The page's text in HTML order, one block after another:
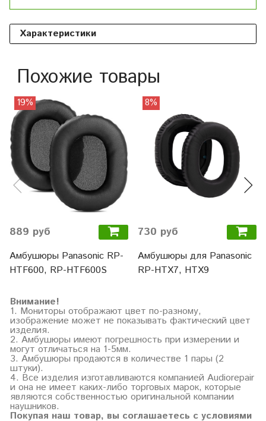
Характеристики
Похожие товары
19%
889 руб
Амбушюры Panasonic RP-
HTF600, RP-HTF600S
8%
730 руб
Амбушюры для Panasonic
RP-HTX7, HTX9
Внимание!
1. Мониторы отображают цвет по-разному,
изображение может не показывать фактический цвет
изделия.
2. Амбушюры имеют погрешность при измерении и
могут отличаться на 1-5мм.
3. Амбушюры продаются в количестве 1 пары (2
штуки).
4. Все изделия изготавливаются компанией Audiorepair
и она не имеет каких-либо торговых марок, которые
являются собственностью оригинальной компании
наушников.
Покупая наш товар, вы соглашаетесь с условиями